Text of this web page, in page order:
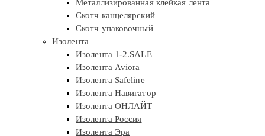
Металлизированная клейкая лента
Скотч канцелярский
Скотч упаковочный
Изолента
Изолента 1-2.SALE
Изолента Aviora
Изолента Safeline
Изолента Навигатор
Изолента ОНЛАЙТ
Изолента Россия
Изолента Эра